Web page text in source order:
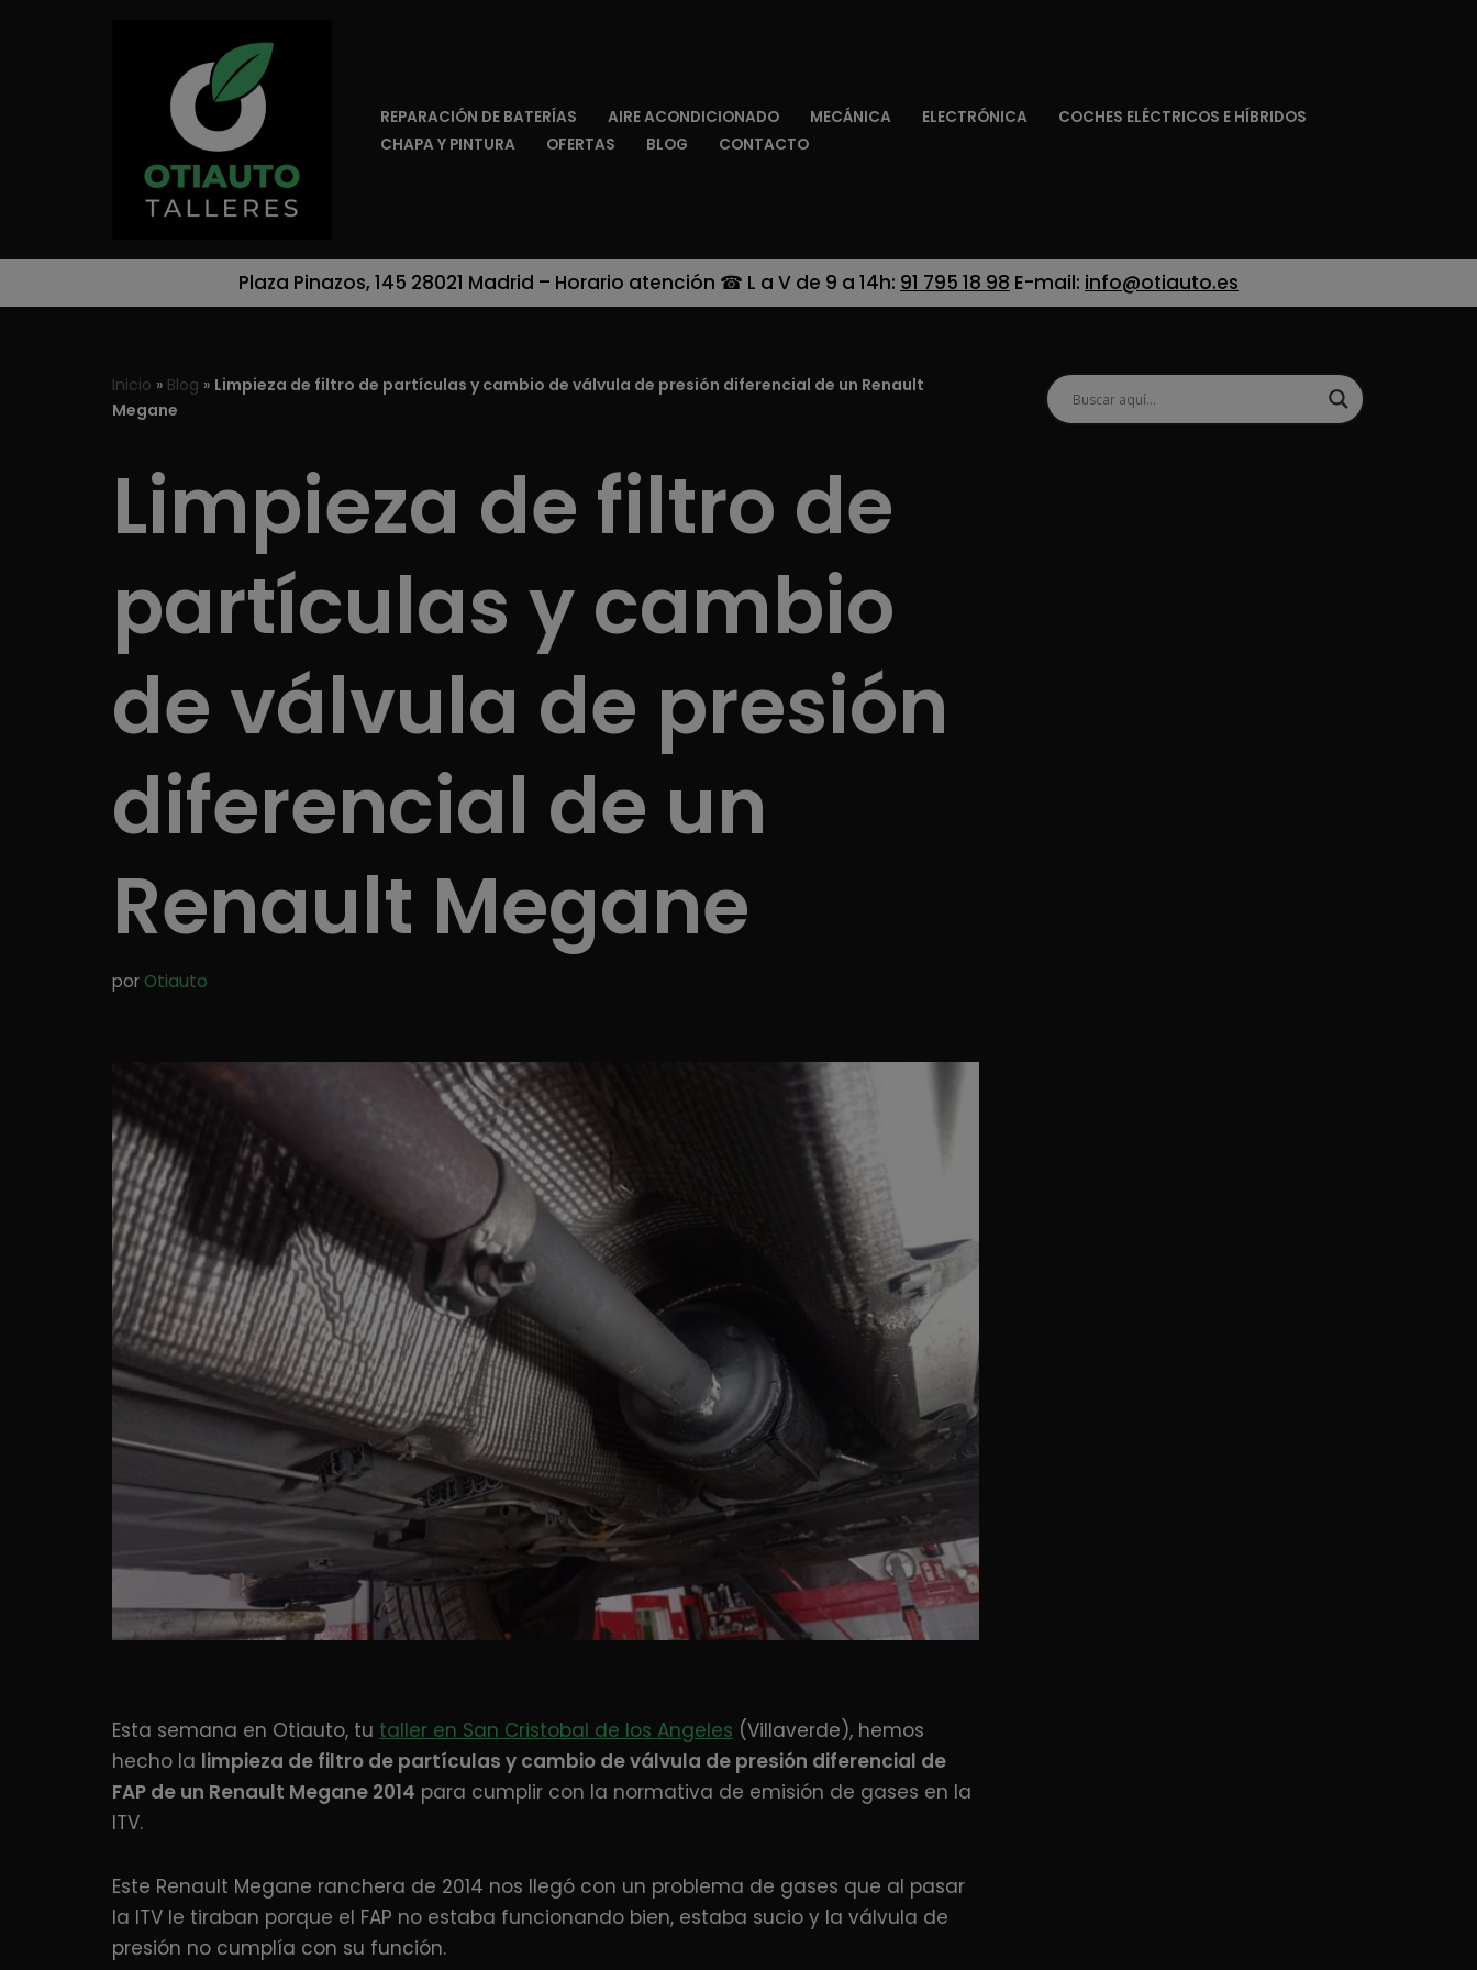
REPARACIÓN DE BATERÍAS AIRE ACONDICIONADO MECÁNICA ELECTRÓNICA
COCHES ELÉCTRICOS E HÍBRIDOS
CHAPA Y PINTURA
OFERTAS BLOG CONTACTO
Plaza Pinazos, 145 28021 Madrid – Horario atención ☎ L a V de 9 a 14h: 91 795 18 98 E-mail: info@otiauto.es
Inicio » Blog » Limpieza de filtro de partículas y cambio de válvula de presión diferencial de un Renault
Megane
Limpieza de filtro de
partículas y cambio
de válvula de presión
diferencial de un
Renault Megane
por Otiauto
Esta semana en Otiauto, tu taller en San Cristobal de los Angeles (Villaverde), hemos
hecho la limpieza de filtro de partículas y cambio de válvula de presión diferencial de
FAP de un Renault Megane 2014 para cumplir con la normativa de emisión de gases en la
ITV.
Este Renault Megane ranchera de 2014 nos llegó con un problema de gases que al pasar
la ITV le tiraban porque el FAP no estaba funcionando bien, estaba sucio y la válvula de
presión no cumplía con su función.